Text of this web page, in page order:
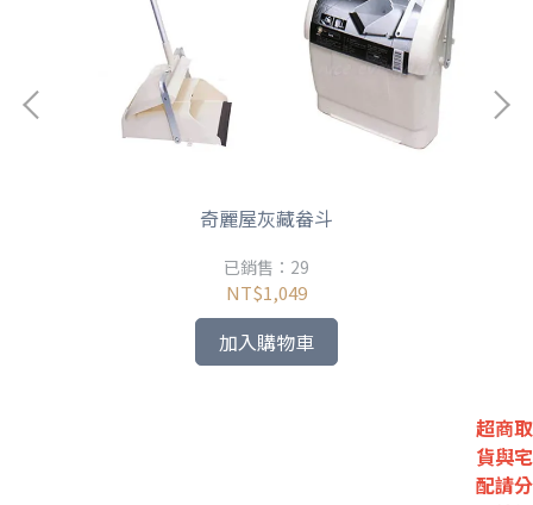
奇麗屋灰藏畚斗
已銷售：29
NT$1,049
加入購物車
超商取
貨與宅
配請分